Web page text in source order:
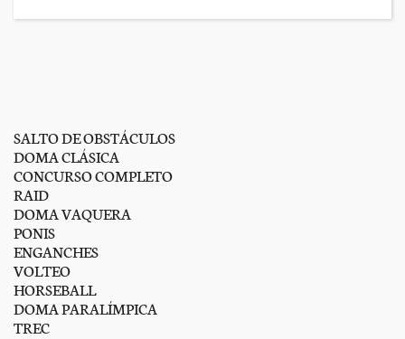
SALTO DE OBSTÁCULOS
DOMA CLÁSICA
CONCURSO COMPLETO
RAID
DOMA VAQUERA
PONIS
ENGANCHES
VOLTEO
HORSEBALL
DOMA PARALÍMPICA
TREC